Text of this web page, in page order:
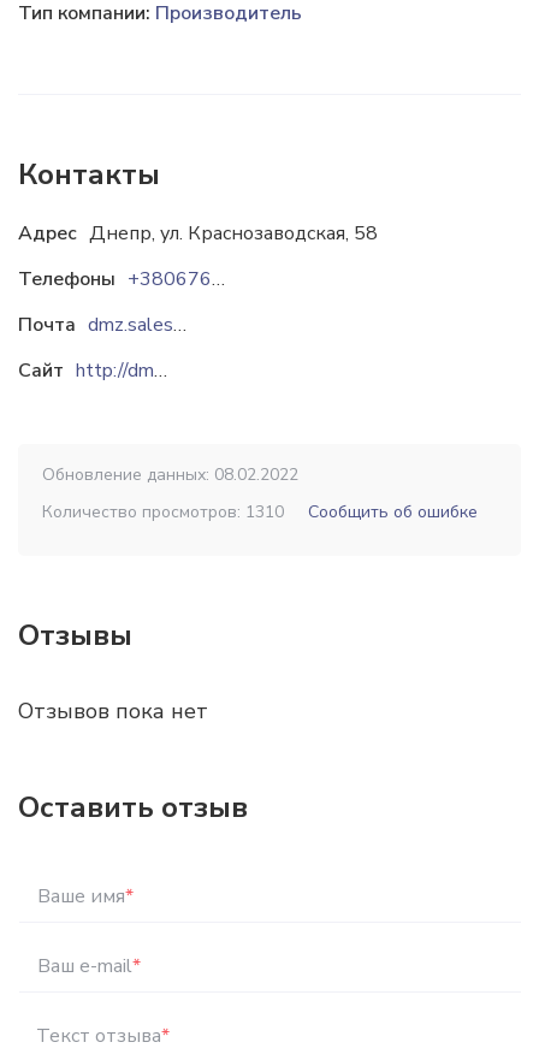
Тип компании: Производитель
Контакты
Адрес Днепр, ул. Краснозаводская, 58
Телефоны
+38067632-95-93
Почта
dmz.sales@ukr.net
Сайт
http://dmw.biz.ua
Обновление данных: 08.02.2022
Количество просмотров: 1310
Сообщить об ошибке
Отзывы
Отзывов пока нет
Оставить отзыв
Ваше имя*
Ваш e-mail*
Текст отзыва*